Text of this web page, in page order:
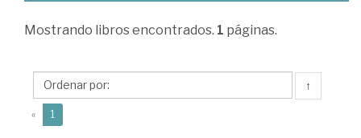
Ganges
Montse
Mostrando libros encontrados. 1 páginas.
↑
« 1